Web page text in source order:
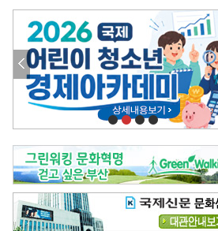
문재필-여름_저녁무렵의호수
이 한편의 시조[전체보기]
참선 /오기환
고향 /김진규
주말 영화 박스오피스[전체보기]
오늘의 운세- [전체보기]
오늘의 운세- 2026년 8월 6일 (음 6월 24일)
오늘의 운세- 2026년 8월 5일 (음 6월 23일)
조해훈의 고전 속 이 문장 [전체보기]